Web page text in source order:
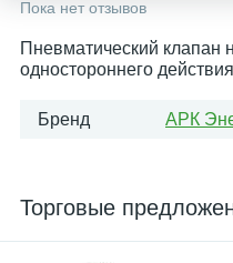
Пока нет отзывов
Пневматический клапан
одностороннего
Бренд АРК
Торговые